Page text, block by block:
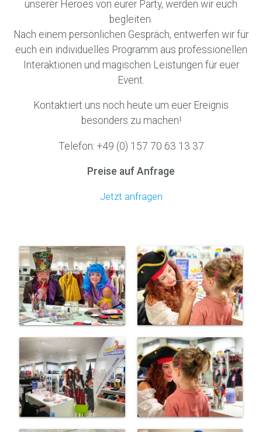
unserer Heroes von eurer Party, werden wir euch
begleiten.
Nach einem persönlichen Gespräch, entwerfen wir für
euch ein individuelles Programm aus professionellen
Interaktionen und magischen Leistungen für euer
Event.
Kontaktiert uns noch heute um euer Ereignis
besonders zu machen!
Telefon: +49 (0) 157 70 63 13 37
Preise auf Anfrage
Jetzt anfragen